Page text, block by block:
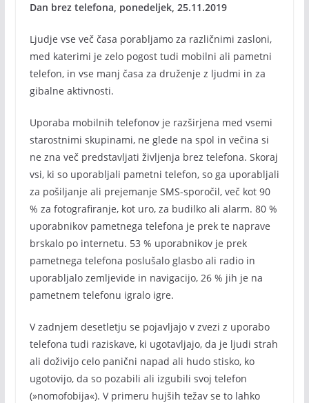
Dan brez telefona, ponedeljek, 25.11.2019
Ljudje vse več časa porabljamo za različnimi zasloni,
med katerimi je zelo pogost tudi mobilni ali pametni
telefon, in vse manj časa za druženje z ljudmi in za
gibalne aktivnosti.
Uporaba mobilnih telefonov je razširjena med vsemi
starostnimi skupinami, ne glede na spol in večina si
ne zna več predstavljati življenja brez telefona. Skoraj
vsi, ki so uporabljali pametni telefon, so ga uporabljali
za pošiljanje ali prejemanje SMS-sporočil, več kot 90
% za fotografiranje, kot uro, za budilko ali alarm. 80 %
uporabnikov pametnega telefona je prek te naprave
brskalo po internetu. 53 % uporabnikov je prek
pametnega telefona poslušalo glasbo ali radio in
uporabljalo zemljevide in navigacijo, 26 % jih je na
pametnem telefonu igralo igre.
V zadnjem desetletju se pojavljajo v zvezi z uporabo
telefona tudi raziskave, ki ugotavljajo, da je ljudi strah
ali doživijo celo panični napad ali hudo stisko, ko
ugotovijo, da so pozabili ali izgubili svoj telefon
(»nomofobija«). V primeru hujših težav se to lahko